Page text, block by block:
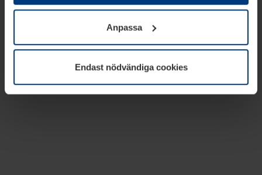
godkännande kan du när som helst ändra eller återkalla i
informationen om kakor underDataskyddsförklaring
vår webbplats.
Anpassa
Endast nödvändiga cookies